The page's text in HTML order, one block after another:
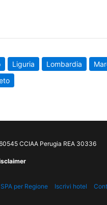
Liguria Lombardia
CCIAA Perugia REA 30336
per Regione Iscrivi hotel